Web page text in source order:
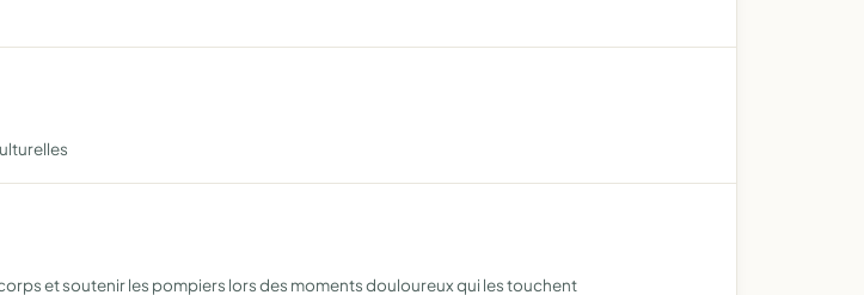
et soutenir les pompiers lors des moments douloureux qui les touchent